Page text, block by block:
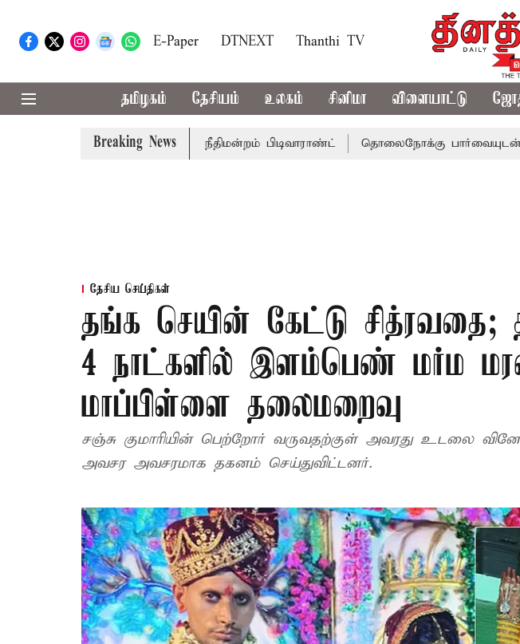
E-Paper DTNEXT Thanthi TV
தமிழகம் தேசியம் உலகம் சினிமா விளையாட்டு
Breaking News
பொன்முடிக்கு சென்னை நீதிமன்றம் பிடிவாராண்ட் தொலைநோக்கு பார்வையுடன்
தேசிய செய்திகள்
தங்க செயின் கேட்டு சித்ரவதை;
4 நாட்களில் இளம்பெண் மர்ம
மாப்பிள்ளை தலைமறைவு
சஞ்சு குமாரியின் பெற்றோர் வருவதற்குள் அவரது உடலை
அவசர அவசரமாக தகனம் செய்துவிட்டனர்.